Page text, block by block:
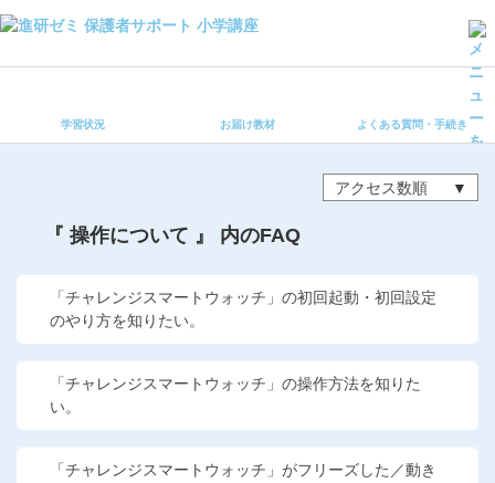
よくある質問・手続き
登録情報の変更・各種お手続き
お客様サポート(手続き・照会)
よくある質問・お問い合わせ
カテゴリーから探す
お問い合わせ窓口
学習状況 お届け教材 よくある質問・手続き
アクセス数順
『 操作について 』 内のFAQ
「チャレンジスマートウォッチ」の初回起動・初回設定
のやり方を知りたい。
「チャレンジスマートウォッチ」の操作方法を知りた
い。
「チャレンジスマートウォッチ」がフリーズした／動き